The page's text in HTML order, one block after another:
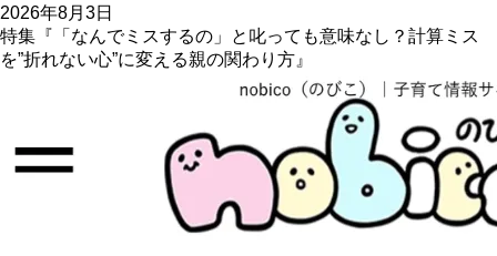
2026年8月3日
特集『「なんでミスするの」と叱っても意味なし？計算ミス
を”折れない心”に変える親の関わり方』